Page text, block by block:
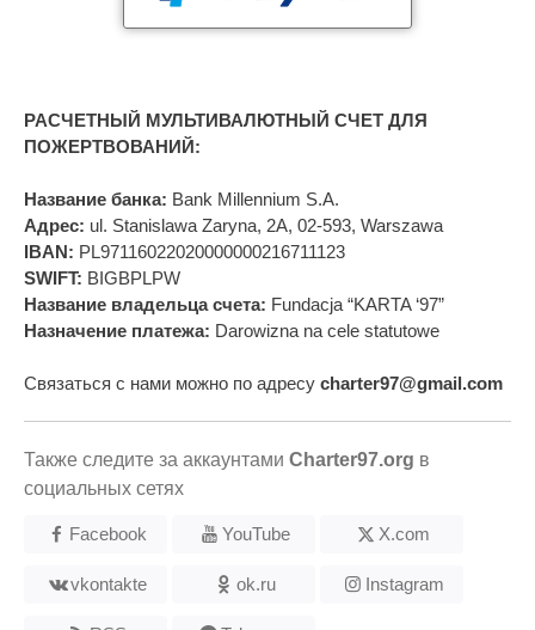
РАСЧЕТНЫЙ МУЛЬТИВАЛЮТНЫЙ СЧЕТ ДЛЯ
ПОЖЕРТВОВАНИЙ:
Название банка: Bank Millennium S.A.
Адрес: ul. Stanislawa Zaryna, 2A, 02-593, Warszawa
IBAN: PL97116022020000000216711123
SWIFT: BIGBPLPW
Название владельца счета: Fundacja “KARTA ‘97”
Назначение платежа: Darowizna na cele statutowe
Связаться с нами можно по адресу charter97@gmail.com
Также следите за аккаунтами Charter97.org в
социальных сетях
Facebook YouTube X.com
vkontakte ok.ru Instagram